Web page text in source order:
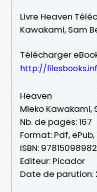
Livre Heaven
Kawakami, Sam
Télécharger
http://
Heaven
Mieko Kawakami,
Nb. de pages: 167
Format: Pdf, ePub,
ISBN:
Editeur: Picador
Date de parution: